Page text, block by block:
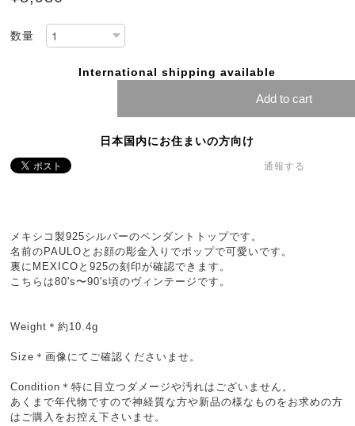
数量
International shipping available
Add to cart
日本国内にお住まいの方向け
通報する
メキシコ製925シルバーのペンダントトップです。
名前のPAULOとお顔の彫金入りでポップで可愛いです。
裏にMEXICOと925の刻印が確認できます。
こちらは80's〜90's頃のヴィンテージです。
Weight＊約10.4g
Size＊画像にてご確認くださいませ。
Condition＊特に目立つダメージや汚れはございません。
あくまで年代物ですので神経質な方や新品の様なものをお求めの方
はご購入をお控え下さいませ。